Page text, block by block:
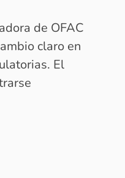
de OFAC
claro en
El